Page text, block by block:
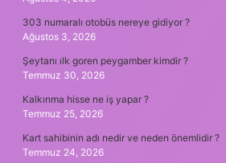
303 numaralı otobüs nereye gidiyor ?
Ağustos 3, 2026
Şeytanı ılk goren peygamber kimdir ?
Temmuz 30, 2026
Kalkınma hisse ne iş yapar ?
Temmuz 25, 2026
Kart sahibinin adı nedir ve neden önemlidir ?
Temmuz 24, 2026